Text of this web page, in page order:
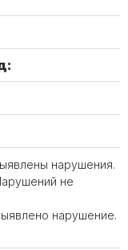
нарушения.
не
нарушение.